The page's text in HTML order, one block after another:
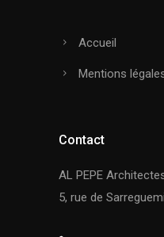
Accueil
Mentions
Contact
AL PEPE
5, rue de